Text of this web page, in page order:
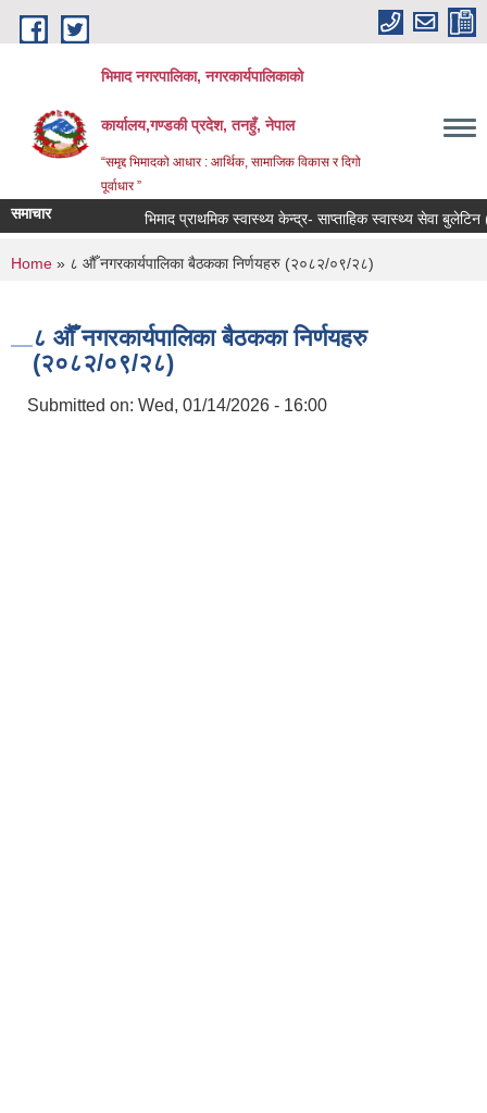
Skip to main content
भिमाद नगरपालिका, नगरकार्यपालिकाको
कार्यालय,गण्डकी प्रदेश, तनहुँ, नेपाल
“समृद्द भिमादको आधार : आर्थिक, सामाजिक विकास र दिगो
पूर्वाधार ”
समाचार भिमाद प्राथमिक स्वास्थ्य केन्द्र- साप्ताहिक स्वास्थ्य सेवा बुलेटिन
You are here
Home » ८ औँ नगरकार्यपालिका बैठकका निर्णयहरु (२०८२/०९/२८)
८ औँ नगरकार्यपालिका बैठकका निर्णयहरु
(२०८२/०९/२८)
Submitted on: Wed, 01/14/2026 - 16:00